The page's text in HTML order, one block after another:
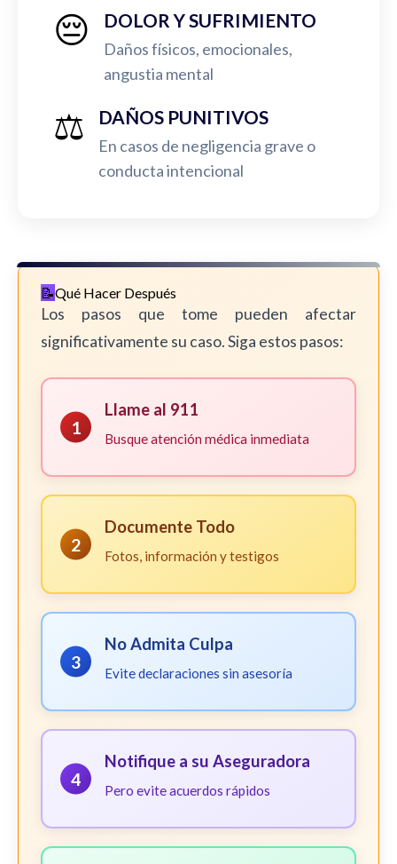
😔 DOLOR Y SUFRIMIENTO
Daños físicos, emocionales,
angustia mental
⚖️ DAÑOS PUNITIVOS
En casos de negligencia grave o
conducta intencional
Qué Hacer Después
Los pasos que tome pueden afectar
significativamente su caso. Siga estos pasos:
1
Llame al 911
Busque atención médica inmediata
2
Documente Todo
Fotos, información y testigos
3
No Admita Culpa
Evite declaraciones sin asesoría
4
Notifique a su Aseguradora
Pero evite acuerdos rápidos